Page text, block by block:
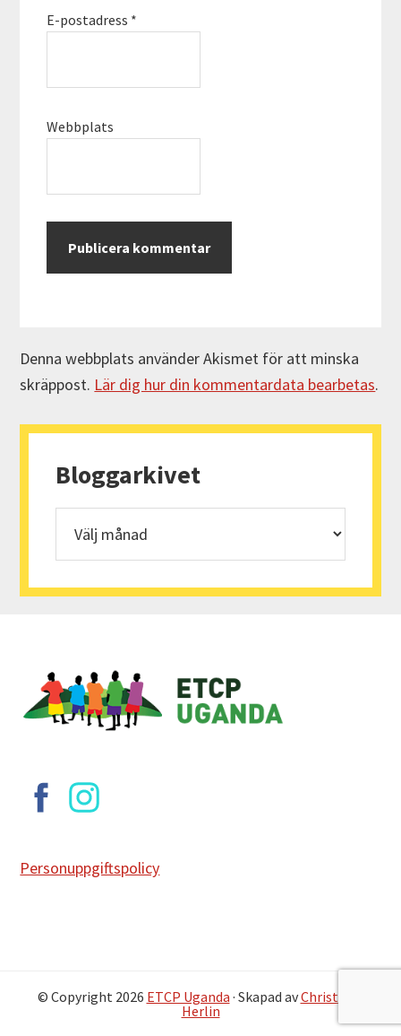
E-postadress *
Webbplats
Denna webbplats använder Akismet för att minska
skräppost. Lär dig hur din kommentardata bearbetas.
Primärt
sidofält
Bloggarkivet
Footer
Personuppgiftspolicy
© Copyright 2026 ETCP Uganda · Skapad avChristofer
Herlin